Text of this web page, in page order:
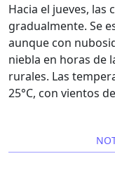
Hacia el jueves,
gradualmente. Se
aunque con
niebla en horas de
rurales. Las
25°C, con vientos